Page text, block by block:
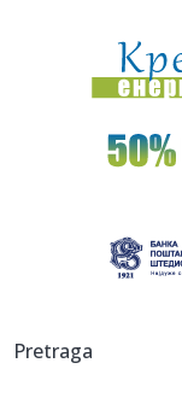
01:11:
korišćeno za...
01:11:Reaper:
krade ...
01:11:Android
Pretraga